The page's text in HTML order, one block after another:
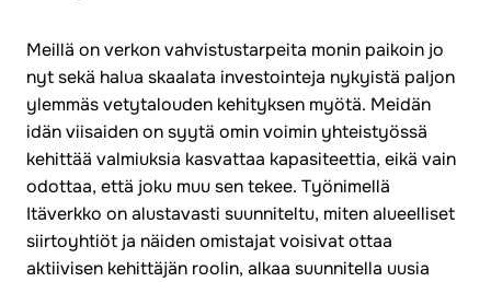
Meillä on verkon vahvistustarpeita monin paikoin jo
nyt sekä halua skaalata investointeja nykyistä paljon
ylemmäs vetytalouden kehityksen myötä. Meidän
idän viisaiden on syytä omin voimin yhteistyössä
kehittää valmiuksia kasvattaa kapasiteettia, eikä vain
odottaa, että joku muu sen tekee. Työnimellä
Itäverkko on alustavasti suunniteltu, miten alueelliset
siirtoyhtiöt ja näiden omistajat voisivat ottaa
aktiivisen kehittäjän roolin, alkaa suunnitella uusia